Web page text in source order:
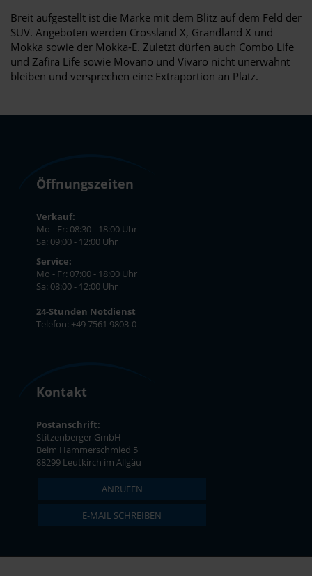
Breit aufgestellt ist die Marke mit dem Blitz auf dem Feld der
SUV. Angeboten werden Crossland X, Grandland X und
Mokka sowie der Mokka-E. Zuletzt dürfen auch Combo Life
und Zafira Life sowie Movano und Vivaro nicht unerwähnt
bleiben und versprechen eine Extraportion an Platz.
Öffnungszeiten
Verkauf:
Mo - Fr: 08:30 - 18:00 Uhr
Sa: 09:00 - 12:00 Uhr
Service:
Mo - Fr: 07:00 - 18:00 Uhr
Sa: 08:00 - 12:00 Uhr
24-Stunden Notdienst
Telefon: +49 7561 9803-0
Kontakt
Postanschrift:
Stitzenberger GmbH
Beim Hammerschmied 5
88299 Leutkirch im Allgäu
ANRUFEN
E-MAIL SCHREIBEN